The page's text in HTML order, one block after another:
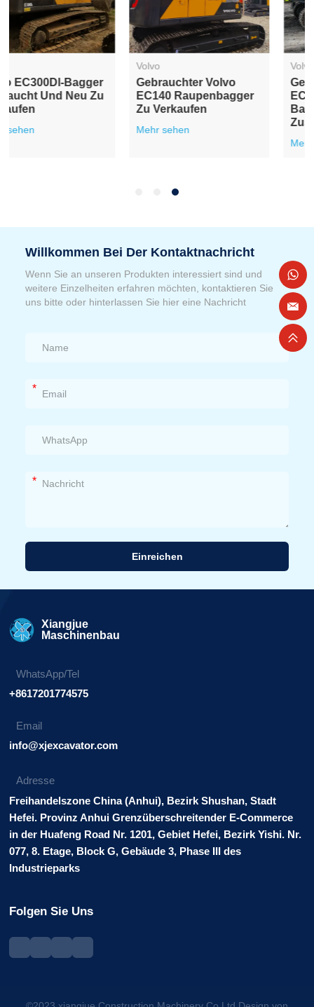
Gebrauchter Volvo
EC480D Bagger,
Baujahr 95%, Guter
95% Brandneuer
Gebrauchter Volvo
EC210 Bagger
Mehr sehen
Willkommen Bei Der Kontaktnachricht
Wenn Sie an unseren Produkten interessiert sind und
weitere Einzelheiten erfahren möchten, kontaktieren Sie
uns bitte oder hinterlassen Sie hier eine Nachricht
*
*
Einreichen
Xiangjue
Maschinenbau
WhatsApp/Tel
+8617201774575
Email
info@xjexcavator.com
Adresse
Freihandelszone China (Anhui), Bezirk Shushan, Stadt
Hefei. Provinz Anhui Grenzüberschreitender E-Commerce
in der Huafeng Road Nr. 1201, Gebiet Hefei, Bezirk Yishi. Nr.
077, 8. Etage, Block G, Gebäude 3, Phase III des
Industrieparks
Folgen Sie Uns